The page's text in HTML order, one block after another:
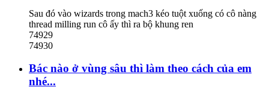
Sau đó vào wizards trong mach3 kéo tuột xuống có cô nàng
thread milling run cô ấy thì ra bộ khung ren
74929
74930
Bác nào ở vùng sâu thì làm theo cách của em
nhé...